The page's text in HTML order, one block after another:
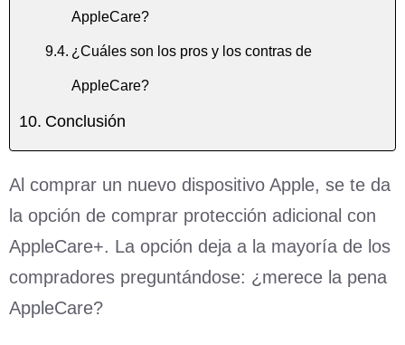
AppleCare?
¿Cuáles son los pros y los contras de
AppleCare?
Conclusión
Al comprar un nuevo dispositivo Apple, se te da
la opción de comprar protección adicional con
AppleCare+. La opción deja a la mayoría de los
compradores preguntándose: ¿merece la pena
AppleCare?